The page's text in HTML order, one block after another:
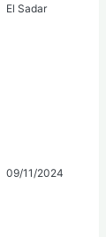
El Sadar
09/11/2024